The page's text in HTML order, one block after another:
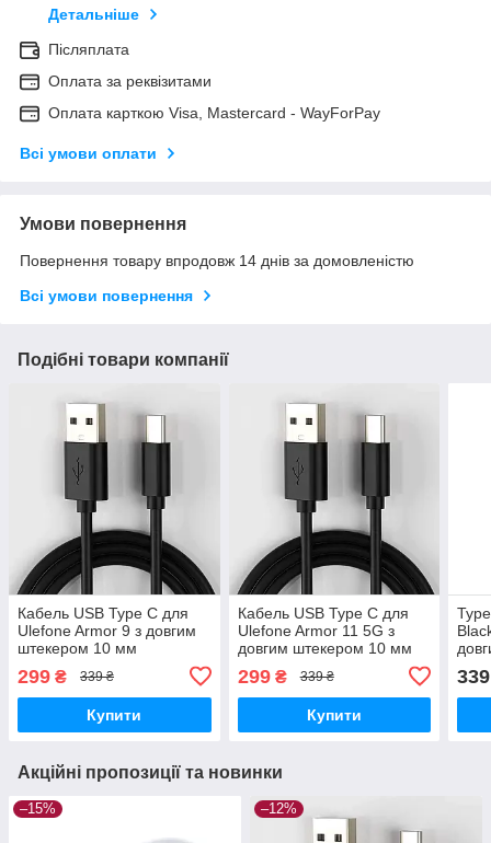
Детальніше
Післяплата
Оплата за реквізитами
Оплата карткою Visa, Mastercard - WayForPay
Всі умови оплати
Умови повернення
Повернення товару впродовж 14 днів за домовленістю
Всі умови повернення
Подібні товари компанії
Кабель USB Type C для
Ulefone Armor 9 з довгим
штекером 10 мм
299 ₴ 339 ₴
Купити
Кабель USB Type C для
Ulefone Armor 11 5G з
довгим штекером 10 мм
299₴ 339 ₴
Купити
339
Акційні пропозиції та новинки
–15% –12%